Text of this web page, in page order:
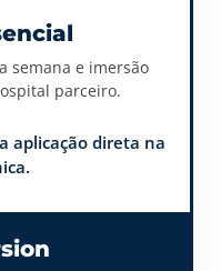
semana e imersão
parceiro.
aplicação direta na